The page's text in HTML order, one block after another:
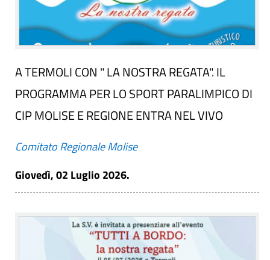
A TERMOLI CON " LA NOSTRA REGATA". IL
PROGRAMMA PER LO SPORT PARALIMPICO DI
CIP MOLISE E REGIONE ENTRA NEL VIVO
Comitato Regionale Molise
Giovedì, 02 Luglio 2026.